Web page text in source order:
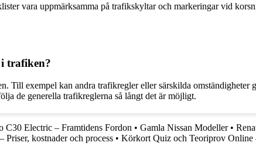
vara uppmärksamma på trafikskyltar och markeringar vid
trafiken?
Till exempel kan andra trafikregler eller särskilda
de generella trafikreglerna så långt det är möjligt.
C30 Electric – Framtidens Fordon • Gamla Nissan Modeller•
Priser, kostnader och process • Körkort Quiz och Teoriprov Online